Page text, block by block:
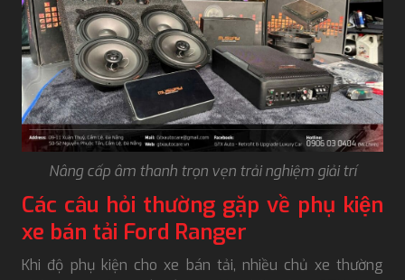
Nâng cấp âm thanh trọn vẹn trải nghiệm giải trí
Các câu hỏi thường gặp về phụ kiện
xe bán tải Ford Ranger
Khi độ phụ kiện cho xe bán tải, nhiều chủ xe thường